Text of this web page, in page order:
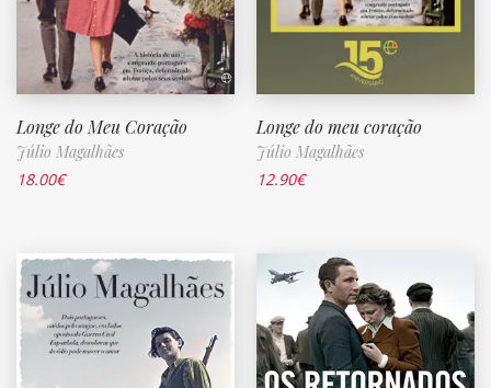
Longe do Meu Coração
Júlio Magalhães
18.00€
Longe do meu coração
Júlio Magalhães
12.90€